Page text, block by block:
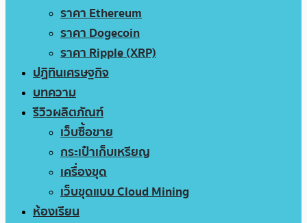
ราคา Ethereum
ราคา Dogecoin
ราคา Ripple (XRP)
ปฏิทินเศรษฐกิจ
บทความ
รีวิวผลิตภัณฑ์
เว็บซื้อขาย
กระเป๋าเก็บเหรียญ
เครื่องขุด
เว็บขุดแบบ Cloud Mining
ห้องเรียน